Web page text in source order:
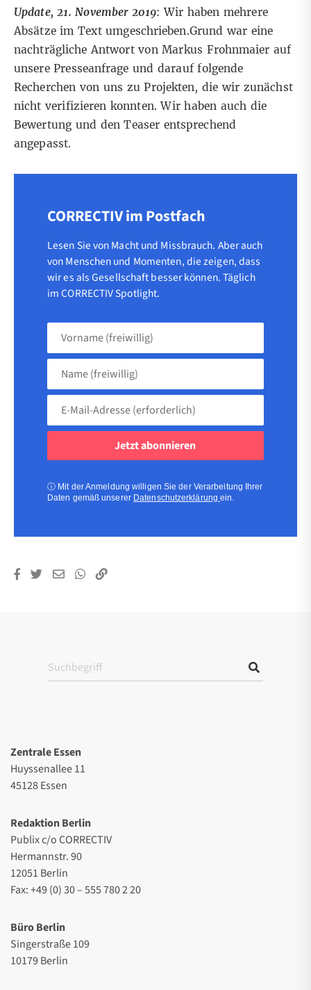
Update, 21. November 2019: Wir haben mehrere
Absätze im Text umgeschrieben.Grund war eine
nachträgliche Antwort von Markus Frohnmaier auf
unsere Presseanfrage und darauf folgende
Recherchen von uns zu Projekten, die wir zunächst
nicht verifizieren konnten. Wir haben auch die
Bewertung und den Teaser entsprechend
angepasst.
CORRECTIV im Postfach
Lesen Sie von Macht und Missbrauch. Aber auch
von Menschen und Momenten, die zeigen, dass
wir es als Gesellschaft besser können. Täglich
im CORRECTIV Spotlight.
Vorname
Name
(freiwillig)
Adresse
ⓘ Mit der Anmeldung willigen Sie der Verarbeitung Ihrer
Daten gemäß unserer Datenschutzerklärungein.
Zentrale Essen
Huyssenallee 11
45128 Essen
Redaktion Berlin
Publix c/o CORRECTIV
Hermannstr. 90
12051 Berlin
Fax: +49 (0) 30 – 555 780 2 20
Büro Berlin
Singerstraße 109
10179 Berlin